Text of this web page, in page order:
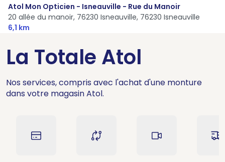
Atol Mon Opticien - Isneauville - Rue du Manoir
20 allée du manoir, 76230 Isneauville, 76230 Isneauville
6,1 km
La Totale Atol
Nos services, compris avec l'achat d'une monture
dans votre magasin Atol.